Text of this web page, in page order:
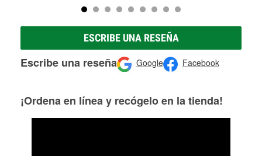
ESCRIBE UNA RESEÑA
Escribe una reseña Google Facebook
¡Ordena en línea y recógelo en la tienda!